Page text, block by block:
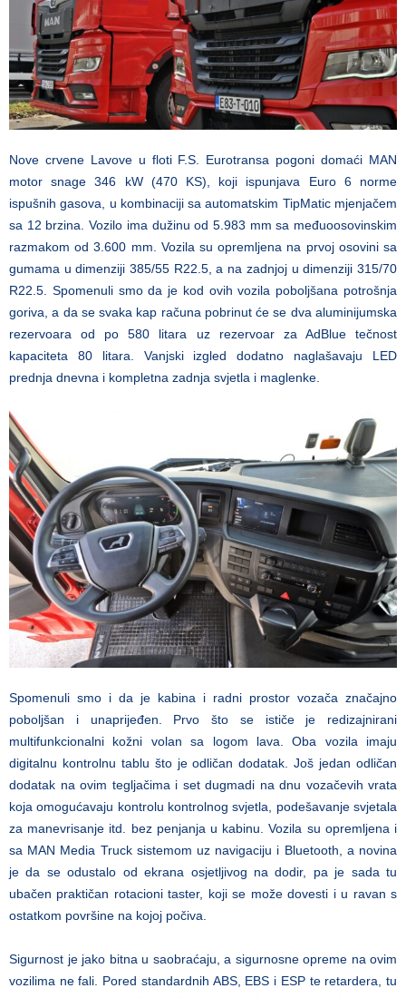
Nove crvene Lavove u floti F.S. Eurotransa pogoni domaći MAN
motor snage 346 kW (470 KS), koji ispunjava Euro 6 norme
ispušnih gasova, u kombinaciji sa automatskim TipMatic mjenjačem
sa 12 brzina. Vozilo ima dužinu od 5.983 mm sa međuoosovinskim
razmakom od 3.600 mm. Vozila su opremljena na prvoj osovini sa
gumama u dimenziji 385/55 R22.5, a na zadnjoj u dimenziji 315/70
R22.5. Spomenuli smo da je kod ovih vozila poboljšana potrošnja
goriva, a da se svaka kap računa pobrinut će se dva aluminijumska
rezervoara od po 580 litara uz rezervoar za AdBlue tečnost
kapaciteta 80 litara. Vanjski izgled dodatno naglašavaju LED
prednja dnevna i kompletna zadnja svjetla i maglenke.
Spomenuli smo i da je kabina i radni prostor vozača značajno
poboljšan i unaprijeđen. Prvo što se ističe je redizajnirani
multifunkcionalni kožni volan sa logom lava. Oba vozila imaju
digitalnu kontrolnu tablu što je odličan dodatak. Još jedan odličan
dodatak na ovim tegljačima i set dugmadi na dnu vozačevih vrata
koja omogućavaju kontrolu kontrolnog svjetla, podešavanje svjetala
za manevrisanje itd. bez penjanja u kabinu. Vozila su opremljena i
sa MAN Media Truck sistemom uz navigaciju i Bluetooth, a novina
je da se odustalo odekrana osjetljivog na dodir, pa je sada tu
ubačen praktičan rotacioni taster, koji se može dovesti i u ravan s
ostatkom površine na kojoj počiva.
Sigurnost je jako bitna u saobraćaju, a sigurnosne opreme na ovim
vozilima ne fali. Pored standardnih ABS, EBS i ESP te retardera, tu